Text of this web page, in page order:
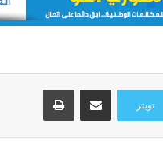
تويتر
مشاركة عبر البريد طباعة